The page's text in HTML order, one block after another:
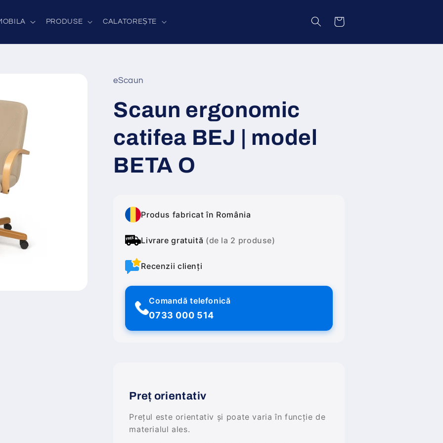
PRODUSE CALATOREȘTE Coș
eScaun
Scaun ergonomic
catifea BEJ | model
BETA O
Produs fabricat în România
Livrare gratuită (de la 2 produse)
Recenzii clienți
Comandă telefonică
0733 000 514
Preț orientativ
Prețul este orientativ și poate varia în funcție de
materialul ales.